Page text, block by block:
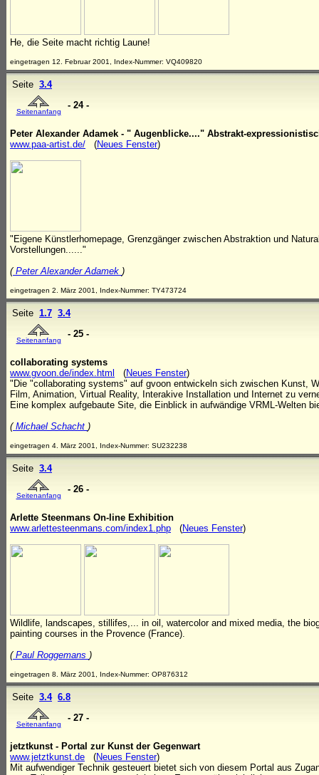
He, die Seite macht richtig Laune!
eingetragen 12. Februar 2001, Index-Nummer: VQ409820
Seite 3.4
Seitenanfang
- 24 -
Peter Alexander Adamek - " Augenblicke...." Abstrakt-
www.paa-artist.de/ (Neues Fenster)
"Eigene Künstlerhomepage, Grenzgänger zwischen Abstraktion und
Vorstellungen......"
(Peter Alexander Adamek )
eingetragen 2. März 2001, Index-Nummer: TY473724
Seite 1.7 3.4
Seitenanfang
- 25 -
collaborating systems
www.gvoon.de/index.html
(Neues Fenster)
"Die "collaborating systems" auf gvoon entwickeln sich zwischen Kunst,
Film, Animation, Virtual Reality, Interakive Installation und Internet zu
Eine komplex aufgebaute Site, die Einblick in aufwändige VRML-Welten
(Michael Schacht )
eingetragen 4. März 2001, Index-Nummer: SU232238
Seite 3.4
Seitenanfang
- 26 -
Arlette Steenmans On-line Exhibition
www.arlettesteenmans.com/index1.php (Neues Fenster)
Wildlife, landscapes, stillifes,... in oil, watercolor and mixed media, the
painting courses in the Provence (France).
(Paul Roggemans )
eingetragen 8. März 2001, Index-Nummer: OP876312
Seite 3.4 6.8
Seitenanfang
- 27 -
jetztkunst - Portal zur Kunst der Gegenwart
www.jetztkunst.de (Neues Fenster)
Mit aufwendiger Technik gesteuert bietet sich von diesem Portal aus